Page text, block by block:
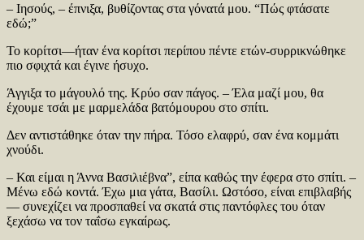
– Ιησούς, – έπνιξα, βυθίζοντας στα γόνατά μου. “Πώς φτάσατε
εδώ;”
Το κορίτσι—ήταν ένα κορίτσι περίπου πέντε ετών-συρρικνώθηκε
πιο σφιχτά και έγινε ήσυχο.
Άγγιξα το μάγουλό της. Κρύο σαν πάγος. – Έλα μαζί μου, θα
έχουμε τσάι με μαρμελάδα βατόμουρου στο σπίτι.
Δεν αντιστάθηκε όταν την πήρα. Τόσο ελαφρύ, σαν ένα κομμάτι
χνούδι.
– Και είμαι η Άννα Βασιλιέβνα”, είπα καθώς την έφερα στο σπίτι. –
Μένω εδώ κοντά. Έχω μια γάτα, Βασίλι. Ωστόσο, είναι επιβλαβής
— συνεχίζει να προσπαθεί να σκατά στις παντόφλες του όταν
ξεχάσω να τον ταΐσω εγκαίρως.